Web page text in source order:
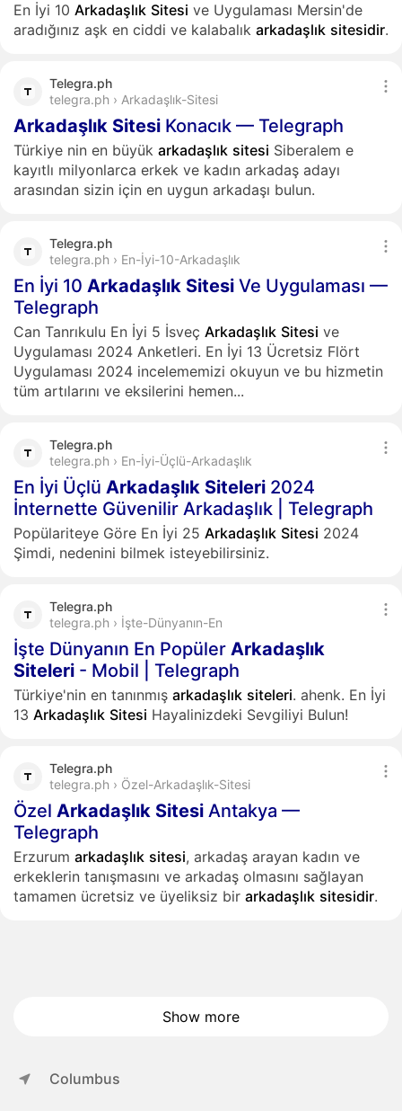
En İyi 10 Arkadaşlık Sitesi ve Uygulaması Mersin'de
aradığınız aşk en ciddi ve kalabalık arkadaşlık sitesidir.
Telegra.ph
telegra.ph › Arkadaşlık-Sitesi
Arkadaşlık Sitesi Konacık — Telegraph
Türkiye nin en büyük arkadaşlık sitesi Siberalem e
kayıtlı milyonlarca erkek ve kadın arkadaş adayı
arasından sizin için en uygun arkadaşı bulun.
Telegra.ph
telegra.ph › En-İyi-10-Arkadaşlık
En İyi 10 Arkadaşlık Sitesi Ve Uygulaması —
Telegraph
Can Tanrıkulu En İyi 5 İsveç Arkadaşlık Sitesi ve
Uygulaması 2024 Anketleri. En İyi 13 Ücretsiz Flört
Uygulaması 2024 incelememizi okuyun ve bu hizmetin
tüm artılarını ve eksilerini hemen...
Telegra.ph
telegra.ph › En-İyi-Üçlü-Arkadaşlık
En İyi Üçlü Arkadaşlık Siteleri 2024
İnternette Güvenilir Arkadaşlık | Telegraph
Popülariteye Göre En İyi 25 Arkadaşlık Sitesi 2024
Şimdi, nedenini bilmek isteyebilirsiniz.
Telegra.ph
telegra.ph › İşte-Dünyanın-En
İşte Dünyanın En Popüler Arkadaşlık
Siteleri - Mobil | Telegraph
Türkiye'nin en tanınmış arkadaşlık siteleri. ahenk. En İyi
13 Arkadaşlık Sitesi Hayalinizdeki Sevgiliyi Bulun!
Telegra.ph
telegra.ph › Özel-Arkadaşlık-Sitesi
Özel Arkadaşlık Sitesi Antakya —
Telegraph
Erzurum arkadaşlık sitesi, arkadaş arayan kadın ve
erkeklerin tanışmasını ve arkadaş olmasını sağlayan
tamamen ücretsiz ve üyeliksiz bir arkadaşlık sitesidir.
Show more
Columbus